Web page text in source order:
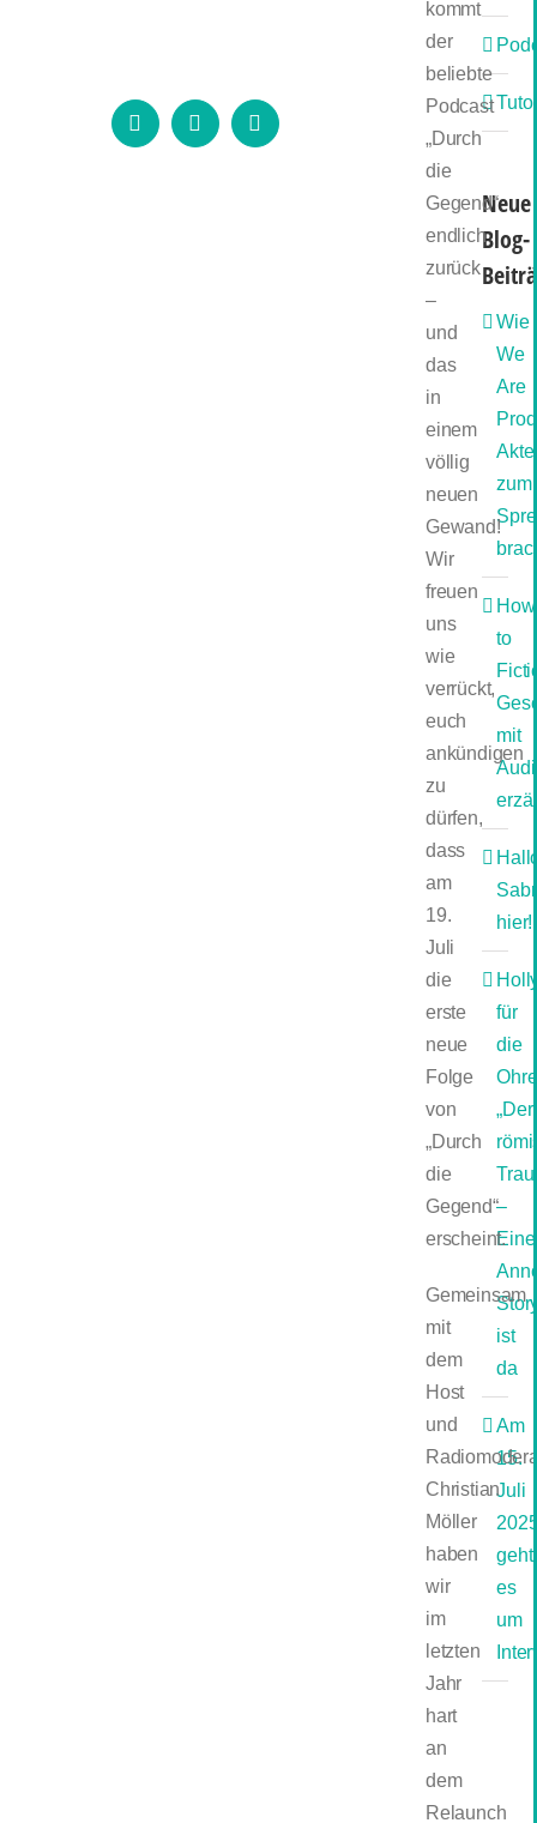
InstagramLinkedInE-
Mail
kommt
der
beliebte
Podcast
„Durch
die
Gegend“
endlich
zurück
–
und
das
in
einem
völlig
neuen
Gewand!
Wir
freuen
uns
wie
verrückt,
euch
ankündigen
zu
dürfen,
dass
am
19.
Juli
die
erste
neue
Folge
von
„Durch
die
Gegend“
erscheint.
Gemeinsam
mit
dem
Host
und
Christian
Möller
haben
wir
im
letzten
Jahr
hart
an
dem
Relaunch
Neue
Blog-
Wie
We
Are
zum
How
to
mit
hier!
für
die
„Der
–
Eine
ist
da
Am
15.
Juli
geht
es
um